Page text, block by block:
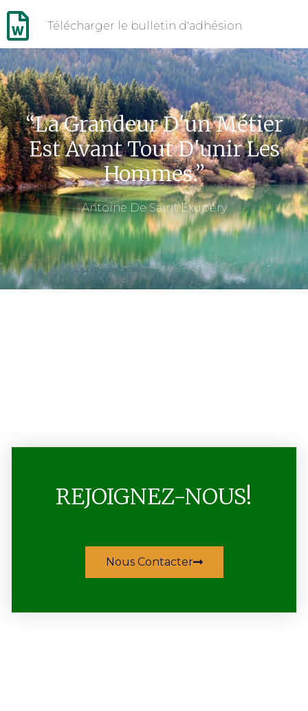
Télécharger le bulletin d'adhésion
“La Grandeur D'un Métier
Est Avant Tout D'unir Les
Hommes.”
Antoine De Saint Exupéry
REJOIGNEZ-NOUS!
Nous Contacter